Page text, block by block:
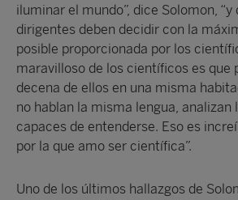
iluminar el mundo”, dice Solomon,
dirigentes deben decidir con la
posible proporcionada por los
maravilloso de los científicos es que
decena de ellos en una misma
no hablan la misma lengua, analizan
capaces de entenderse. Eso es
por la que amo ser científica”.
Uno de los últimos hallazgos de